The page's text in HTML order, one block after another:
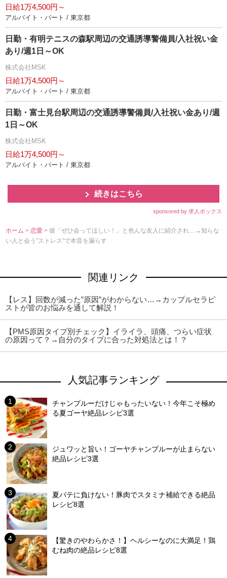
日給1万4,500円～
アルバイト・パート / 東京都
日勤・有明テニスの森駅周辺の交通誘導警備員/入社祝い金
あり/週1日～OK
株式会社MSK
日給1万4,500円～
アルバイト・パート / 東京都
日勤・富士見台駅周辺の交通誘導警備員/入社祝い金あり/週
1日～OK
株式会社MSK
日給1万4,500円～
アルバイト・パート / 東京都
続きはこちら
sponsored by 求人ボックス
ホーム >恋愛> 彼「ぜひ会ってほしい！」と色んな友人に紹介され…→知らな
い人と会う”ストレス”で本音を漏らす
関連リンク
【レス】回数が減った”原因”がわからない…→カップルセラピ
ストが皆のお悩みを通して解説！
【PMS原因タイプ別チェック】イライラ、頭痛、つらい症状
の原因って？→自分のタイプに合った対処法とは！？
人気記事ランキング
チャンプルーだけじゃもったいない！今年こそ極め
る夏ゴーヤ絶品レシピ3選
ジュワッと旨い！ゴーヤチャンプルーが止まらない
絶品レシピ3選
夏バテに負けない！豚肉でスタミナ補給できる絶品
レシピ8選
【驚きのやわらかさ！】ヘルシーなのに大満足！鶏
むね肉の絶品レシピ8選